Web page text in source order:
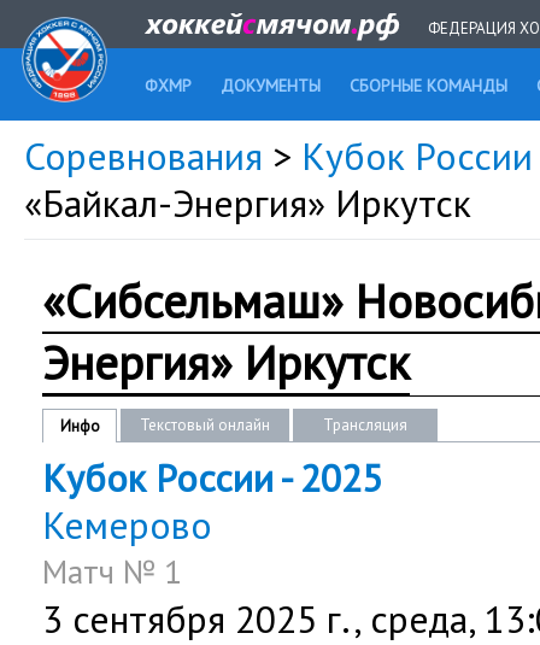
ФЕДЕРАЦИЯ
ФХМР ДОКУМЕНТЫ СБОРНЫЕ КОМАНДЫ
Соревнования > Кубок
«Байкал-Энергия» Иркутск
«Сибсельмаш»
Энергия» Иркутск
Инфо Текстовый онлайн Трансляция
Кубок России - 2025
Кемерово
Матч № 1
3 сентября 2025 г., среда,